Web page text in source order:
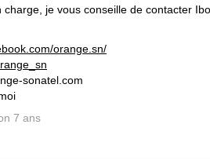
charge, je vous conseille de contacter
orange.sn/
sonatel.com
7 ans